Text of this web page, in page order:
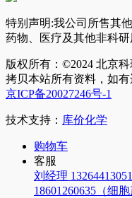
特别声明:我公司所售其他
药物、医疗及其他非科研
版权所有：©2024 北京
拷贝本站所有资料，如有
京ICP备20027246号-1
技术支持： 库价化学
购物车
客服
刘经理
18601260635（细